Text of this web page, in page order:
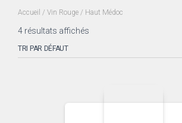
Accueil / Vin Rouge / Haut Médoc
4 résultats affichés